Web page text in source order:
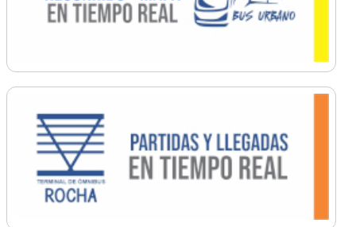
Salud
Secretaría General